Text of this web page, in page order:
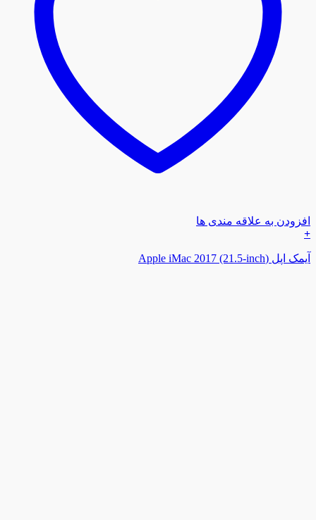
افزودن به علاقه مندی ها
+
آیمک اپل (Apple iMac 2017 (21.5-inch